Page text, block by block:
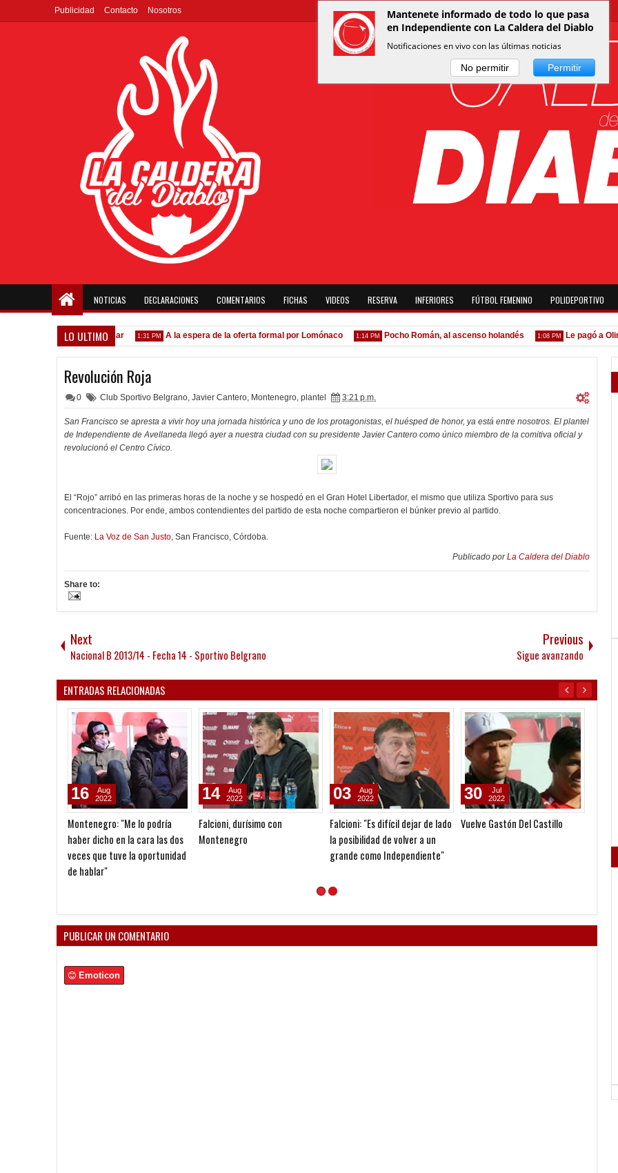
Publicidad Contacto Nosotros
NOTICIAS DECLARACIONES COMENTARIOS FICHAS VIDEOS RESERVA INFERIORES FÚTBOL FEMENINO POLIDEPORTIVO
LO ULTIMO
ante el Calamar 1:31 PM A la espera de la oferta formal por Lomónaco 1:14 PM Pocho Román, al ascenso holandés 1:08 PM Le pagó a Olimpia
Revolución Roja
0 Club Sportivo Belgrano, Javier Cantero, Montenegro, plantel 3:21 p.m.
San Francisco se apresta a vivir hoy una jornada histórica y uno de los protagonistas, el huésped de honor, ya está entre nosotros. El plantel
de Independiente de Avellaneda llegó ayer a nuestra ciudad con su presidente Javier Cantero como único miembro de la comitiva oficial y
revolucionó el Centro Cívico.
El “Rojo” arribó en las primeras horas de la noche y se hospedó en el Gran Hotel Libertador, el mismo que utiliza Sportivo para sus
concentraciones. Por ende, ambos contendientes del partido de esta noche compartieron el búnker previo al partido.
Fuente: La Voz de San Justo, San Francisco, Córdoba.
Publicado porLa Caldera del Diablo
Share to:
Next
Nacional B 2013/14 - Fecha 14 - Sportivo Belgrano
Previous
Sigue avanzando
ENTRADAS RELACIONADAS
Montenegro: "Me lo podría
haber dicho en la cara las dos
veces que tuve la oportunidad
de hablar"
16
Aug
2022
Falcioni, durísimo con
Montenegro
14
Aug
2022
Falcioni: "Es difícil dejar de lado
la posibilidad de volver a un
grande como Independiente"
03
Aug
2022
Vuelve Gastón Del Castillo
30
Jul
2022
PUBLICAR UN COMENTARIO
Emoticon
Mantenete informado de todo lo que pasa
en Independiente con La Caldera del Diablo
Notificaciones en vivo con las últimas noticias
No permitir Permitir